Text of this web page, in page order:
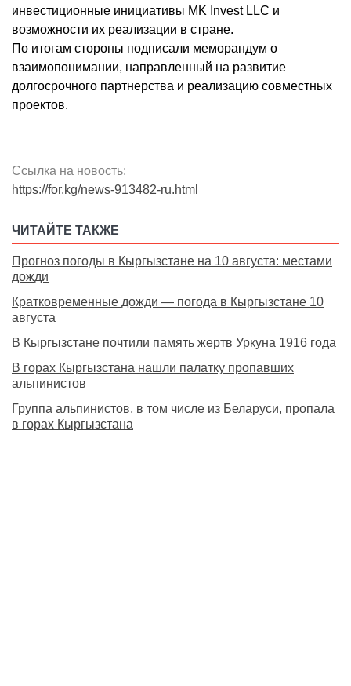
инвестиционные инициативы MK Invest LLC и
возможности их реализации в стране.
По итогам стороны подписали меморандум о
взаимопонимании, направленный на развитие
долгосрочного партнерства и реализацию совместных
проектов.
Ссылка на новость:
https://for.kg/news-913482-ru.html
ЧИТАЙТЕ ТАКЖЕ
Прогноз погоды в Кыргызстане на 10 августа: местами
дожди
Кратковременные дожди — погода в Кыргызстане 10
августа
В Кыргызстане почтили память жертв Уркуна 1916 года
В горах Кыргызстана нашли палатку пропавших
альпинистов
Группа альпинистов, в том числе из Беларуси, пропала
в горах Кыргызстана